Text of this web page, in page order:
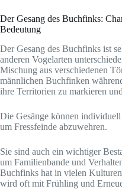
Der Gesang des Buchfinks:
Bedeutung
Der Gesang des Buchfinks ist
anderen Vogelarten
Mischung aus verschiedenen
männlichen Buchfinken
ihre Territorien zu markieren
Die Gesänge können
um Fressfeinde abzuwehren.
Sie sind auch ein wichtiger
um Familienbande und
Buchfinks hat in vielen
wird oft mit Frühling und